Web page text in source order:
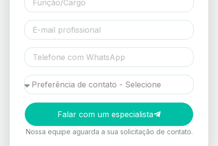
Falar com um especialista
Nossa equipe aguarda a sua solicitação de contato.